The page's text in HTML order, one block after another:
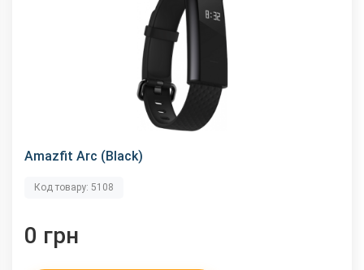
Amazfit Arc (Black)
Код товару: 5108
0 грн